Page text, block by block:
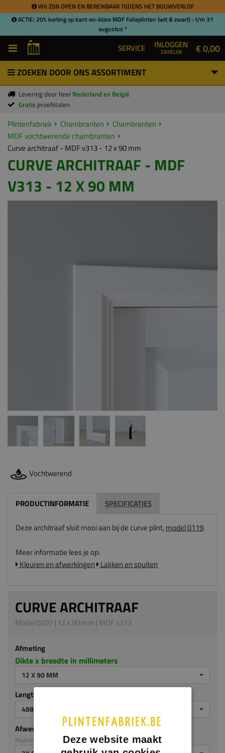
WIJ ZIJN OPEN EN BEREIKBAAR TIJDENS HET BOUWVERLOF
ACTIE: 20% korting op kant-en-klare MDF Folieplinten (wit & zwart) - t/m 31
augustus *
SERVICE INLOGGEN
ZAKELIJK € 0,00
ZOEKEN DOOR ONS ASSORTIMENT
Levering door heel Nederland en België
Gratis proefstalen
Plintenfabriek Chambranten
Chambranten
MDF vochtwerende chambranten
Curve architraaf - MDF v313 - 12 x 90 mm
CURVE ARCHITRAAF - MDF
V313 - 12 X 90 MM
Vochtwerend
PRODUCTINFORMATIE SPECIFICATIES
Deze architraaf sluit mooi aan bij de curve plint,model 0119.
Meer informatie lees je op:
Kleuren en afwerkingen Lakken en spuiten
CURVE ARCHITRAAF
Model 0207 | 12 x 90 mm | MDF v313
Afmeting
Dikte x breedte in millimeters
12 X 90 MM
Lengte (mm)
4880 MM
Afwerking
Materiaal: MDF v313Deze website maakt